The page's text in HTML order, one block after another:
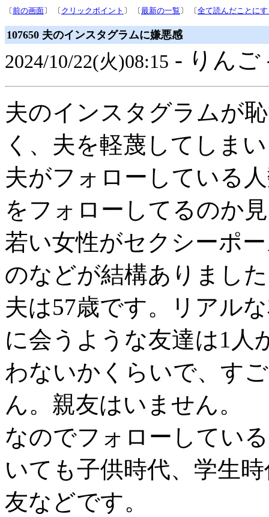
〔前の画面〕 〔 クリックポイント 〕 〔最新の一覧 〕 〔全て読んだことに
107650 夫のインスタグラムに嫌悪感
2024/10/22(火)08:15 - りん
夫のインスタグラムが
く、夫を軽蔑してしま
夫がフォローしている
をフォローしてるのか
若い女性がセクシーポ
のなどが結構ありまし
夫は57歳です。リアル
に会うような友達は1人
わないかくらいで、す
ん。親友はいません。
なのでフォローしてい
いても子供時代、学生
友などです。